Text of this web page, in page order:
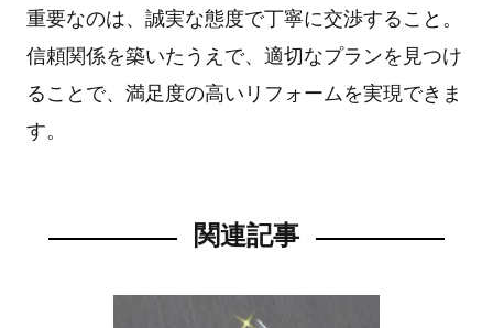
重要なのは、誠実な態度で丁寧に交渉すること。
信頼関係を築いたうえで、適切なプランを見つけ
ることで、満足度の高いリフォームを実現できま
す。
関連記事